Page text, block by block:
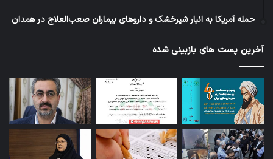
حمله آمریکا به انبار شیرخشک و داروهای بیماران صعب‌العلاج در همدان
آخرین پست های بازبینی شده